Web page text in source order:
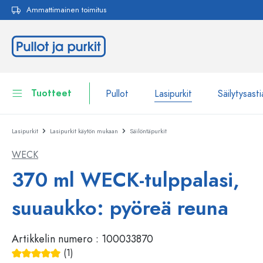
Siirry päänavigointiin
Ammattimainen toimitus
Tuotteet Pullot Lasipurkit
Pullot
Säilytysastiat
Astiat
Kosmetiikka-astiat
Näytä kaikki Pullot
Pullot tuotemerkin mukaan
WECK-Lasipullot
Lasipurkit Lasipurkit käytön mukaan Säilöntäpurkit
WECK
370 ml WECK-tulppalasi,
suuaukko: pyöreä reuna
Artikkelin numero : 100033870
(1)